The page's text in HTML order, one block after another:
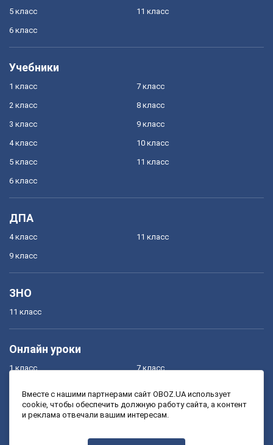
5 класс
6 класс
11 класс
Учебники
1 класс
2 класс
3 класс
4 класс
5 класс
6 класс
7 класс
8 класс
9 класс
10 класс
11 класс
ДПА
4 класс
9 класс
11 класс
ЗНО
11 класс
Онлайн уроки
1 класс
3 класс
7 класс
9 класс
Вместе с нашими партнерами сайт OBOZ.UA использует
cookie, чтобы обеспечить должную работу сайта, а контент
и реклама отвечали вашим интересам.